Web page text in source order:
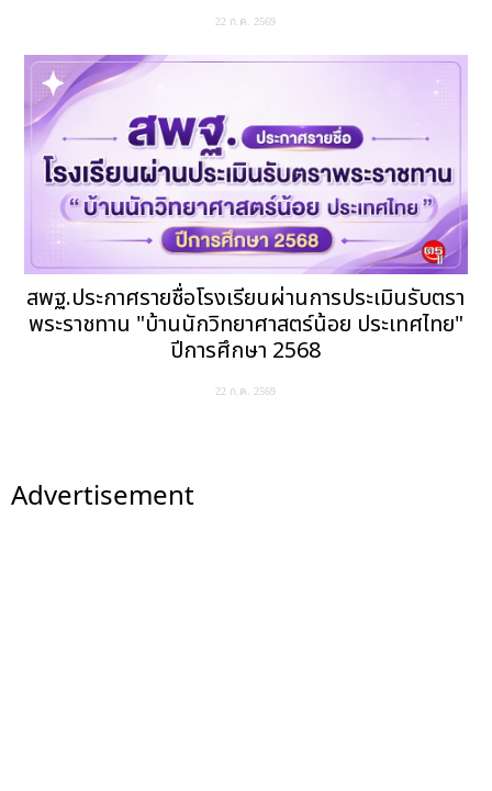
22 ก.ค. 2569
สพฐ.ประกาศรายชื่อโรงเรียนผ่านการประเมินรับตรา
พระราชทาน "บ้านนักวิทยาศาสตร์น้อย ประเทศไทย"
ปีการศึกษา 2568
22 ก.ค. 2569
Advertisement